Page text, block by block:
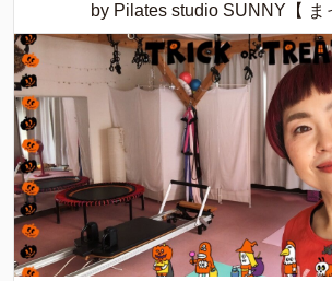
by Pilates studio SUNNY【 ま